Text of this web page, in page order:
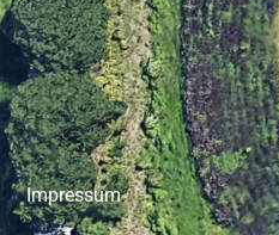
Impressum